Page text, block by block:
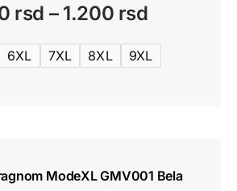
rsd – 1.200 rsdRaspon
cena:
od
6XL 7XL 8XL 9XL
ModeXL GMV001 Bela